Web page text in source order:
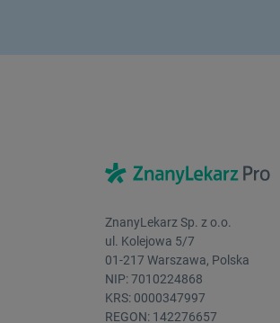
ZnanyLekarz Sp. z o.o.
ul. Kolejowa 5/7
01-217 Warszawa, Polska
NIP: 7010224868
KRS: 0000347997
REGON: 142276657